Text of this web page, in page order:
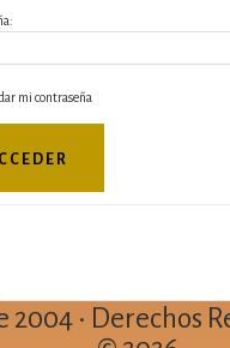
mi contraseña
2004 • Derechos